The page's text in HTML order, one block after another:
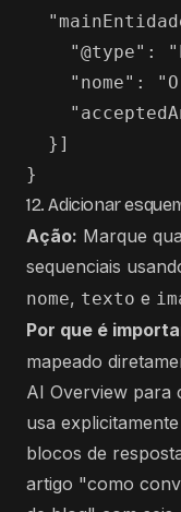
"@type":
"nome":
  }]
12. Adicionar
Ação: Marque
sequenciais
nome, texto e
Por que é
mapeado
AI Overview para
usa
blocos de
artigo "como